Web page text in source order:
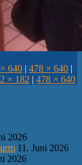
640 | 478 × 640 |
× 182 | 478 × 640
2026
11. Juni 2026
2026